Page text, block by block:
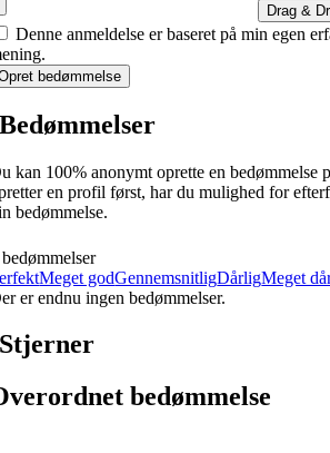
Drag &
Denne anmeldelse er baseret på min egen
bedømmelse
Bedømmelser
kan 100% anonymt oprette en bedømmelse
en profil først, har du mulighed for
bedømmelse.
Meget godGennemsnitligDårligMeget
er endnu ingen bedømmelser.
Stjerner
bedømmelse